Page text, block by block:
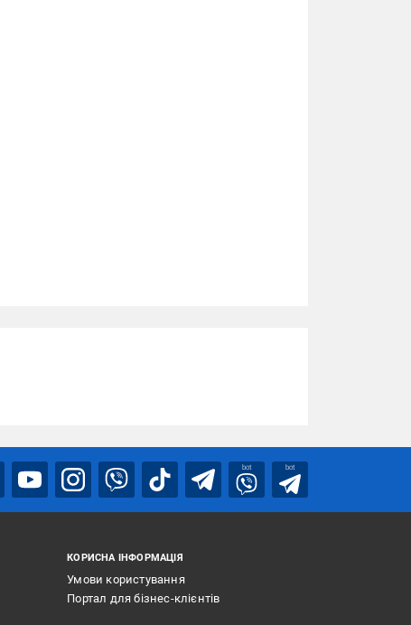
bot bot
КОРИСНА ІНФОРМАЦІЯ
Умови користування
Портал для бізнес-клієнтів